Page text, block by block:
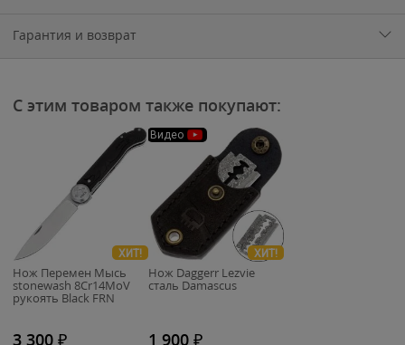
Гарантия и возврат
С этим товаром также покупают:
ХИТ!
Нож Перемен Мысь
stonewash 8Cr14MoV
рукоять Black FRN
3 300 ₽
Видео
ХИТ!
Нож Daggerr Lezvie
сталь Damascus
1 900 ₽